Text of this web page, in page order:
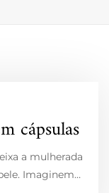
cápsulas
a mulherada
Imaginem…